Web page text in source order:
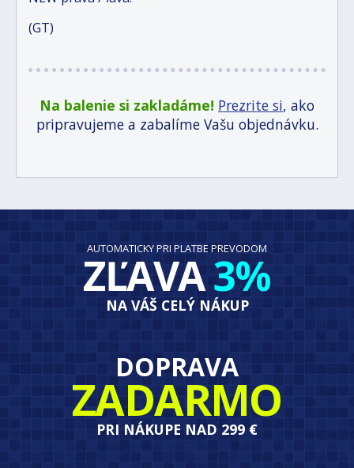
(GT)
Na balenie si zakladáme! Prezrite si, ako
pripravujeme a zabalíme Vašu objednávku.
AUTOMATICKY PRI PLATBE PREVODOM
ZĽAVA3%
NA VÁŠ CELÝ NÁKUP
DOPRAVA
ZADARMO
PRI NÁKUPE NAD 299 €